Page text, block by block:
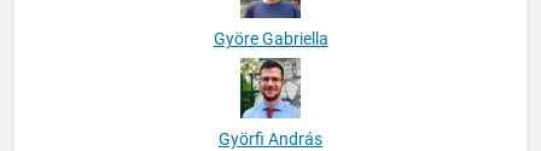
Györe Gabriella
Györfi András